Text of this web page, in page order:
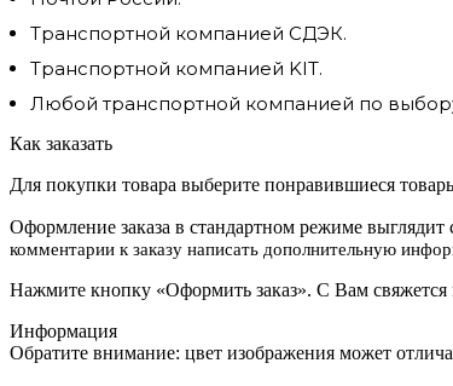
Транспортной компанией СДЭК.
Транспортной компанией KIT.
Любой транспортной компанией по
Как заказать
Для покупки товара выберите понравившиеся
Оформление заказа в стандартном режиме
комментарии к заказу написать дополнительную
Нажмите кнопку «Оформить заказ». С Вам свяжется
Информация
Обратите внимание: цвет изображения может